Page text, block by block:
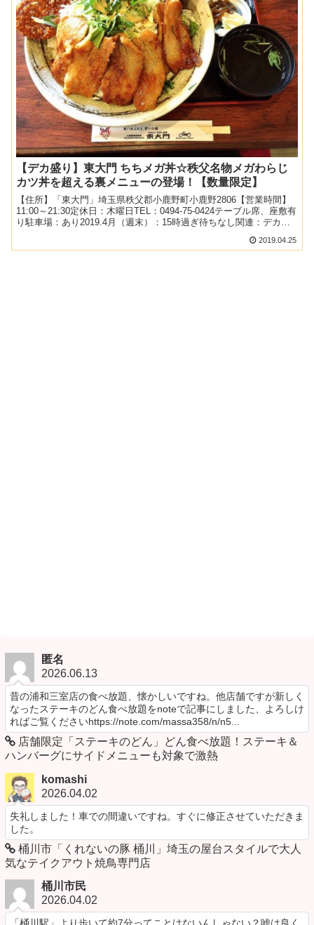
【デカ盛り】東大門 ちちメガ丼☆秩父名物メガわらじ
カツ丼を超える裏メニューの登場！【数量限定】
【住所】「東大門」埼玉県秩父郡小鹿野町小鹿野2806【営業時間】
11:00～21:30定休日：木曜日TEL：0494-75-0424テーブル席、座敷有
り駐車場：あり2019.4月（週末）：15時過ぎ待ちなし関連：デカ盛
2019.04.25
匿名
2026.06.13
昔の浦和三室店の食べ放題、懐かしいですね。他店舗ですが新しく
なったステーキのどん食べ放題をnoteで記事にしました、よろしけ
ればご覧くださいhttps://note.com/massa358/n/n5...
店舗限定「ステーキのどん」どん食べ放題！ステーキ＆
ハンバーグにサイドメニューも対象で激熱
komashi
2026.04.02
失礼しました！車での間違いですね。すぐに修正させていただきま
した。
桶川市「くれないの豚 桶川」埼玉の屋台スタイルで大人
気なテイクアウト焼鳥専門店
桶川市民
2026.04.02